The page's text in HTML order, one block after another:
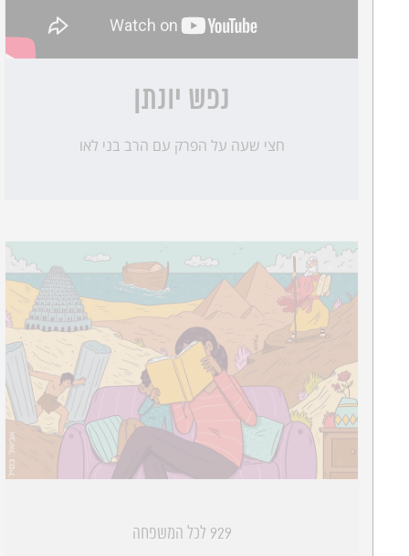
נפש יונתן
חצי שעה על הפרק עם הרב בני לאו
929 לכל המשפחה